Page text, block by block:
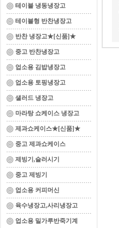
테이블 냉동냉장고
테이블형 반찬냉장고
반찬 냉장고★[신품]★
중고 반찬냉장고
업소용 김밥냉장고
업소용 토핑냉장고
샐러드 냉장고
마라탕 쇼케이스 냉장고
제과쇼케이스★[신품]★
중고 제과쇼케이스
제빙기,슬러시기
중고 제빙기
업소용 커피머신
육수냉장고,사리냉장고
업소용 밀가루반죽기계